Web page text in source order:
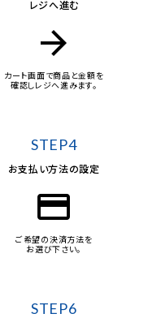
レジへ進む
arrow_forward
カート画面で商品と金額を
確認しレジへ進みます。
STEP4
お支払い方法の設定
credit_card
ご希望の決済方法を
お選び下さい。
STEP6